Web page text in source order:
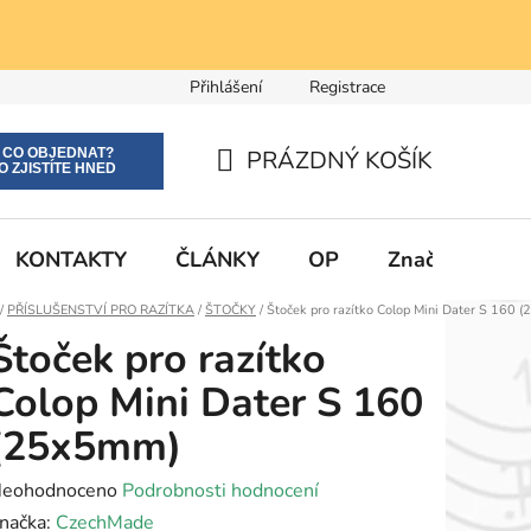
Přihlášení Registrace
KOŠÍK
PRÁZDNÝ KOŠÍK
KONTAKTY ČLÁNKY OP Značky
Domů
/ PŘÍSLUŠENSTVÍ PRO RAZÍTKA / ŠTOČKY / Štoček pro razítko Colop Mini Dater S 160
pro razítko
Mini Dater S 160
Podrobnosti hodnocení
CzechMade
CO OBJEDNAT?
ZJISTÍTE HNED